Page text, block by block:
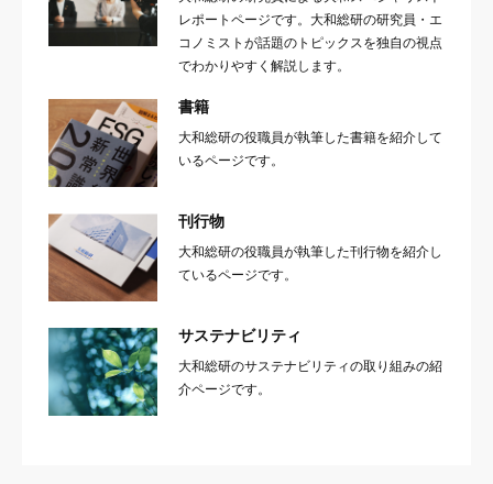
レポートページです。大和総研の研究員・エ
コノミストが話題のトピックスを独自の視点
でわかりやすく解説します。
書籍
大和総研の役職員が執筆した書籍を紹介して
いるページです。
刊行物
大和総研の役職員が執筆した刊行物を紹介し
ているページです。
サステナビリティ
大和総研のサステナビリティの取り組みの紹
介ページです。